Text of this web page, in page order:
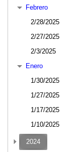
Febrero
2/28/2025
2/27/2025
2/3/2025
Enero
1/30/2025
1/27/2025
1/17/2025
1/10/2025
2024